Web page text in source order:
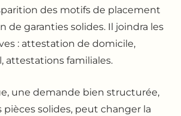
des motifs de placement
de garanties solides. Il joindra les
: attestation de domicile,
attestations familiales.
une demande bien structurée,
pièces solides, peut changer la